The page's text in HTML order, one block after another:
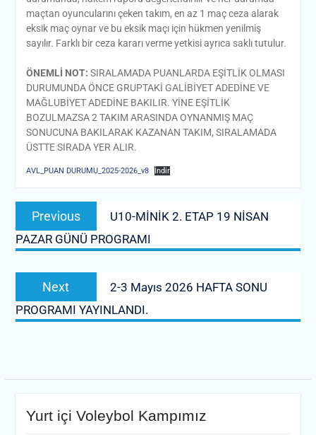
maçtan oyuncularını çeken takım, en az 1 maç ceza alarak
eksik maç oynar ve bu eksik maçı için hükmen yenilmiş
sayılır. Farklı bir ceza kararı verme yetkisi ayrıca saklı tutulur.
ÖNEMLİ NOT: SIRALAMADA PUANLARDA EŞİTLİK OLMASI
DURUMUNDA ÖNCE GRUPTAKİ GALİBİYET ADEDİNE VE
MAĞLUBİYET ADEDİNE BAKILIR. YİNE EŞİTLİK
BOZULMAZSA 2 TAKIM ARASINDA OYNANMIŞ MAÇ
SONUCUNA BAKILARAK KAZANAN TAKIM, SIRALAMADA
ÜSTTE SIRADA YER ALIR.
AVL_PUAN DURUMU_2025-2026_v8 İndir
Yazı
gezinmesi
Previous
Previous
post:
U10-MİNİK 2. ETAP 19 NİSAN
PAZAR GÜNÜ PROGRAMI
Next
post:
2-3 Mayıs 2026 HAFTA SONU
PROGRAMI YAYINLANDI.
Yurt içi Voleybol Kampımız